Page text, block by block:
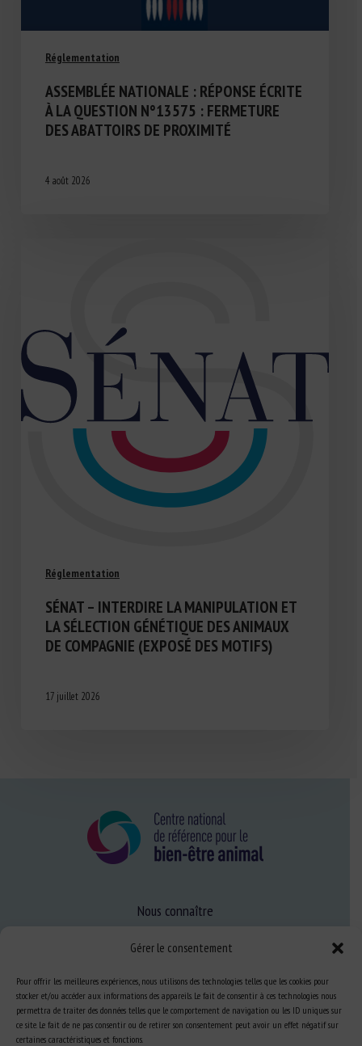
Gérer le consentement
Pour offrir les meilleures expériences, nous utilisons des technologies telles que les cookies pour
stocker et/ou accéder aux informations des appareils. Le fait de consentir à ces technologies nous
permettra de traiter des données telles que le comportement de navigation ou les ID uniques sur
ce site. Le fait de ne pas consentir ou de retirer son consentement peut avoir un effet négatif sur
certaines caractéristiques et fonctions.
Réglementation
ASSEMBLÉE NATIONALE : RÉPONSE ÉCRITE
À LA QUESTION N°13575 : FERMETURE
DES ABATTOIRS DE PROXIMITÉ
4 août 2026
Réglementation
SÉNAT – INTERDIRE LA MANIPULATION ET
LA SÉLECTION GÉNÉTIQUE DES ANIMAUX
DE COMPAGNIE (EXPOSÉ DES MOTIFS)
17 juillet 2026
Nous connaître
Expertise
S’informer sur le BEA